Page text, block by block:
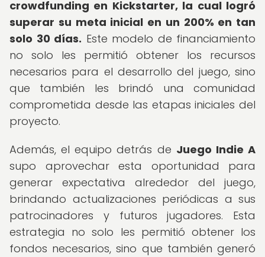
crowdfunding en Kickstarter, la cual logró
superar su meta inicial en un 200% en tan
solo 30 días. Este modelo de financiamiento
no solo les permitió obtener los recursos
necesarios para el desarrollo del juego, sino
que también les brindó una comunidad
comprometida desde las etapas iniciales del
proyecto.
Además, el equipo detrás de Juego Indie A
supo aprovechar esta oportunidad para
generar expectativa alrededor del juego,
brindando actualizaciones periódicas a sus
patrocinadores y futuros jugadores. Esta
estrategia no solo les permitió obtener los
fondos necesarios, sino que también generó